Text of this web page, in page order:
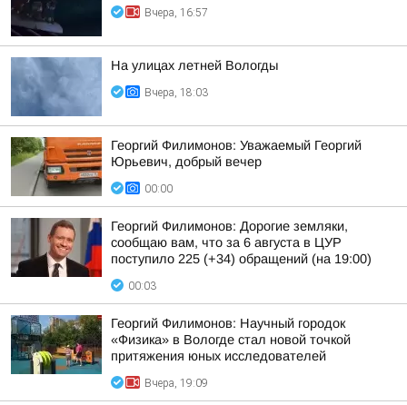
Вчера, 16:57
На улицах летней Вологды
Вчера, 18:03
Георгий Филимонов: Уважаемый Георгий
Юрьевич, добрый вечер
00:00
Георгий Филимонов: Дорогие земляки,
сообщаю вам, что за 6 августа в ЦУР
поступило 225 (+34) обращений (на 19:00)
00:03
Георгий Филимонов: Научный городок
«Физика» в Вологде стал новой точкой
притяжения юных исследователей
Вчера, 19:09